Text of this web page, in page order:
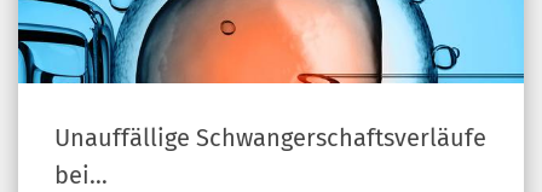
Unauffällige Schwangerschaftsverläufe
bei…